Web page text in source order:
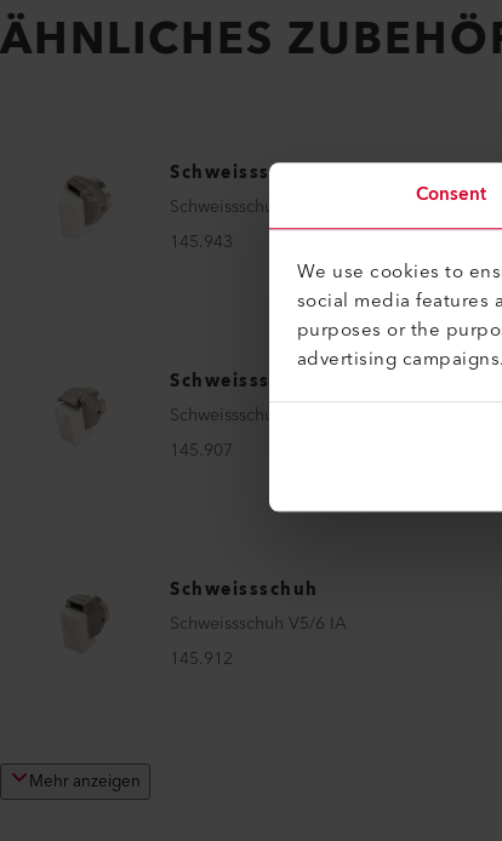
Consent
We use cookies to
social media features
purposes or the
advertising
ÄHNLICHES
Schweissschuh
Schweissschuh K5/6 IA
145.943
Schweissschuh
Schweissschuh V12 IA
145.907
Schweissschuh
Schweissschuh V5/6 IA
145.912
Mehr anzeigen